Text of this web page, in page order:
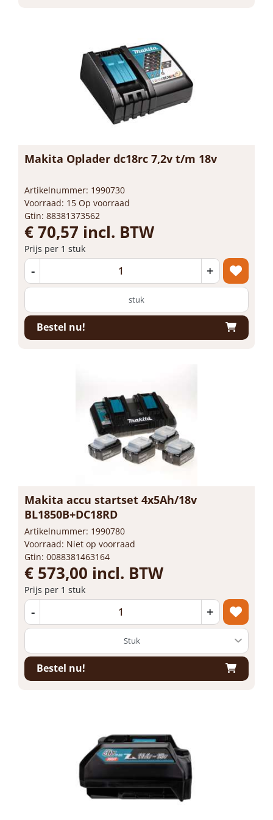
Makita Oplader dc18rc 7,2v t/m 18v
Artikelnummer: 1990730
Voorraad: 15 Op voorraad
Gtin: 88381373562
€ 70,57 incl. BTW
Prijs per 1 stuk
- +
stuk
Bestel nu!
Makita accu startset 4x5Ah/18v
BL1850B+DC18RD
Artikelnummer: 1990780
Voorraad: Niet op voorraad
Gtin: 0088381463164
€ 573,00 incl. BTW
Prijs per 1 stuk
- +
Bestel nu!